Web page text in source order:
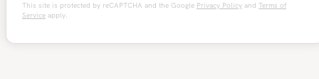
This site is protected by reCAPTCHA and the Google Privacy Policy and Terms of
Service apply.